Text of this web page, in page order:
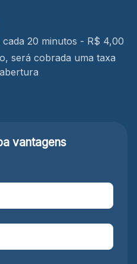
20 minutos - R$ 4,00
será cobrada uma taxa
vantagens